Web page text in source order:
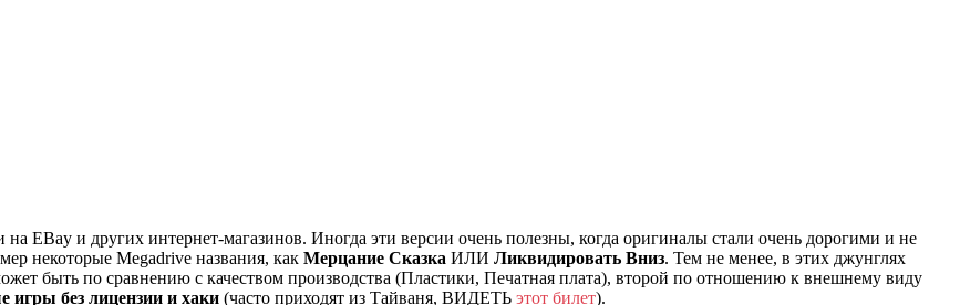
EBay и других интернет-магазинов. Иногда эти версии очень полезны, когда оригиналы стали очень дорогими и не
некоторые Megadrive названия, как Мерцание Сказка ИЛИ Ликвидировать Вниз. Тем не менее, в этих джунглях
быть по сравнению с качеством производства (Пластики, Печатная плата), второй по отношению к внешнему виду
игры без лицензии и хаки (часто приходят из Тайваня, ВИДЕТЬ этот билет).